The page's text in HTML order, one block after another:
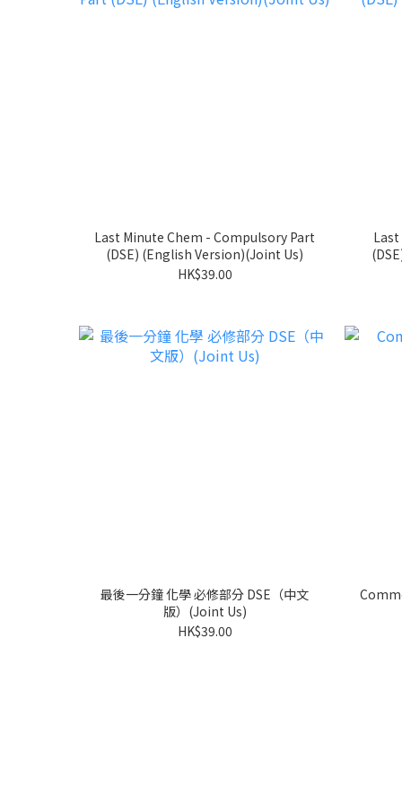
Last Minute Chem - Compulsory Part
(DSE) (English Version)(Joint Us)
HK$39.00
最後一分鐘 化學 必修部分 DSE（中文
版）(Joint Us)
HK$39.00